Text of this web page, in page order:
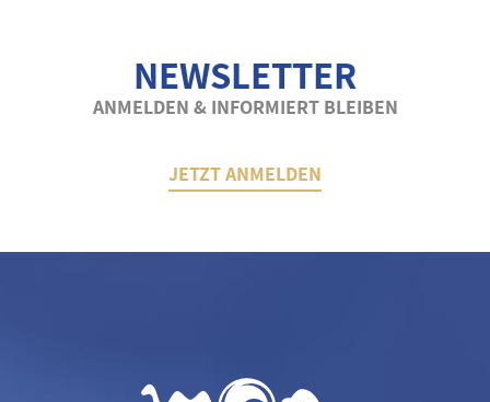
NEWSLETTER
ANMELDEN & INFORMIERT BLEIBEN
JETZT ANMELDEN